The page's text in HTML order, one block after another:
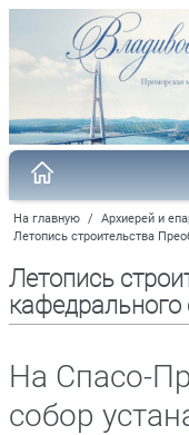
На главную / Архиерей и
Летопись строительства
Летопись
кафедрального
На Спасо-
собор